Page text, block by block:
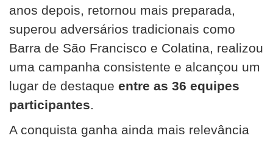
anos depois, retornou mais preparada,
superou adversários tradicionais como
Barra de São Francisco e Colatina, realizou
uma campanha consistente e alcançou um
lugar de destaque entre as 36 equipes
participantes.
A conquista ganha ainda mais relevância